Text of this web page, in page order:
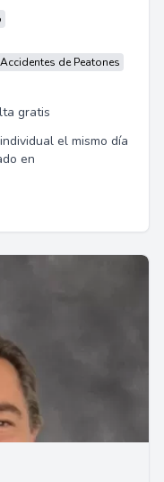
Accidentes de Peatones
gratis
el mismo día
en